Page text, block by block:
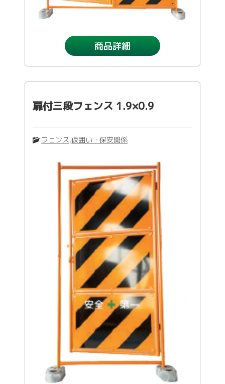
商品詳細
扉付三段フェンス 1.9×0.9
仮囲い・保安関係
,
フェンス